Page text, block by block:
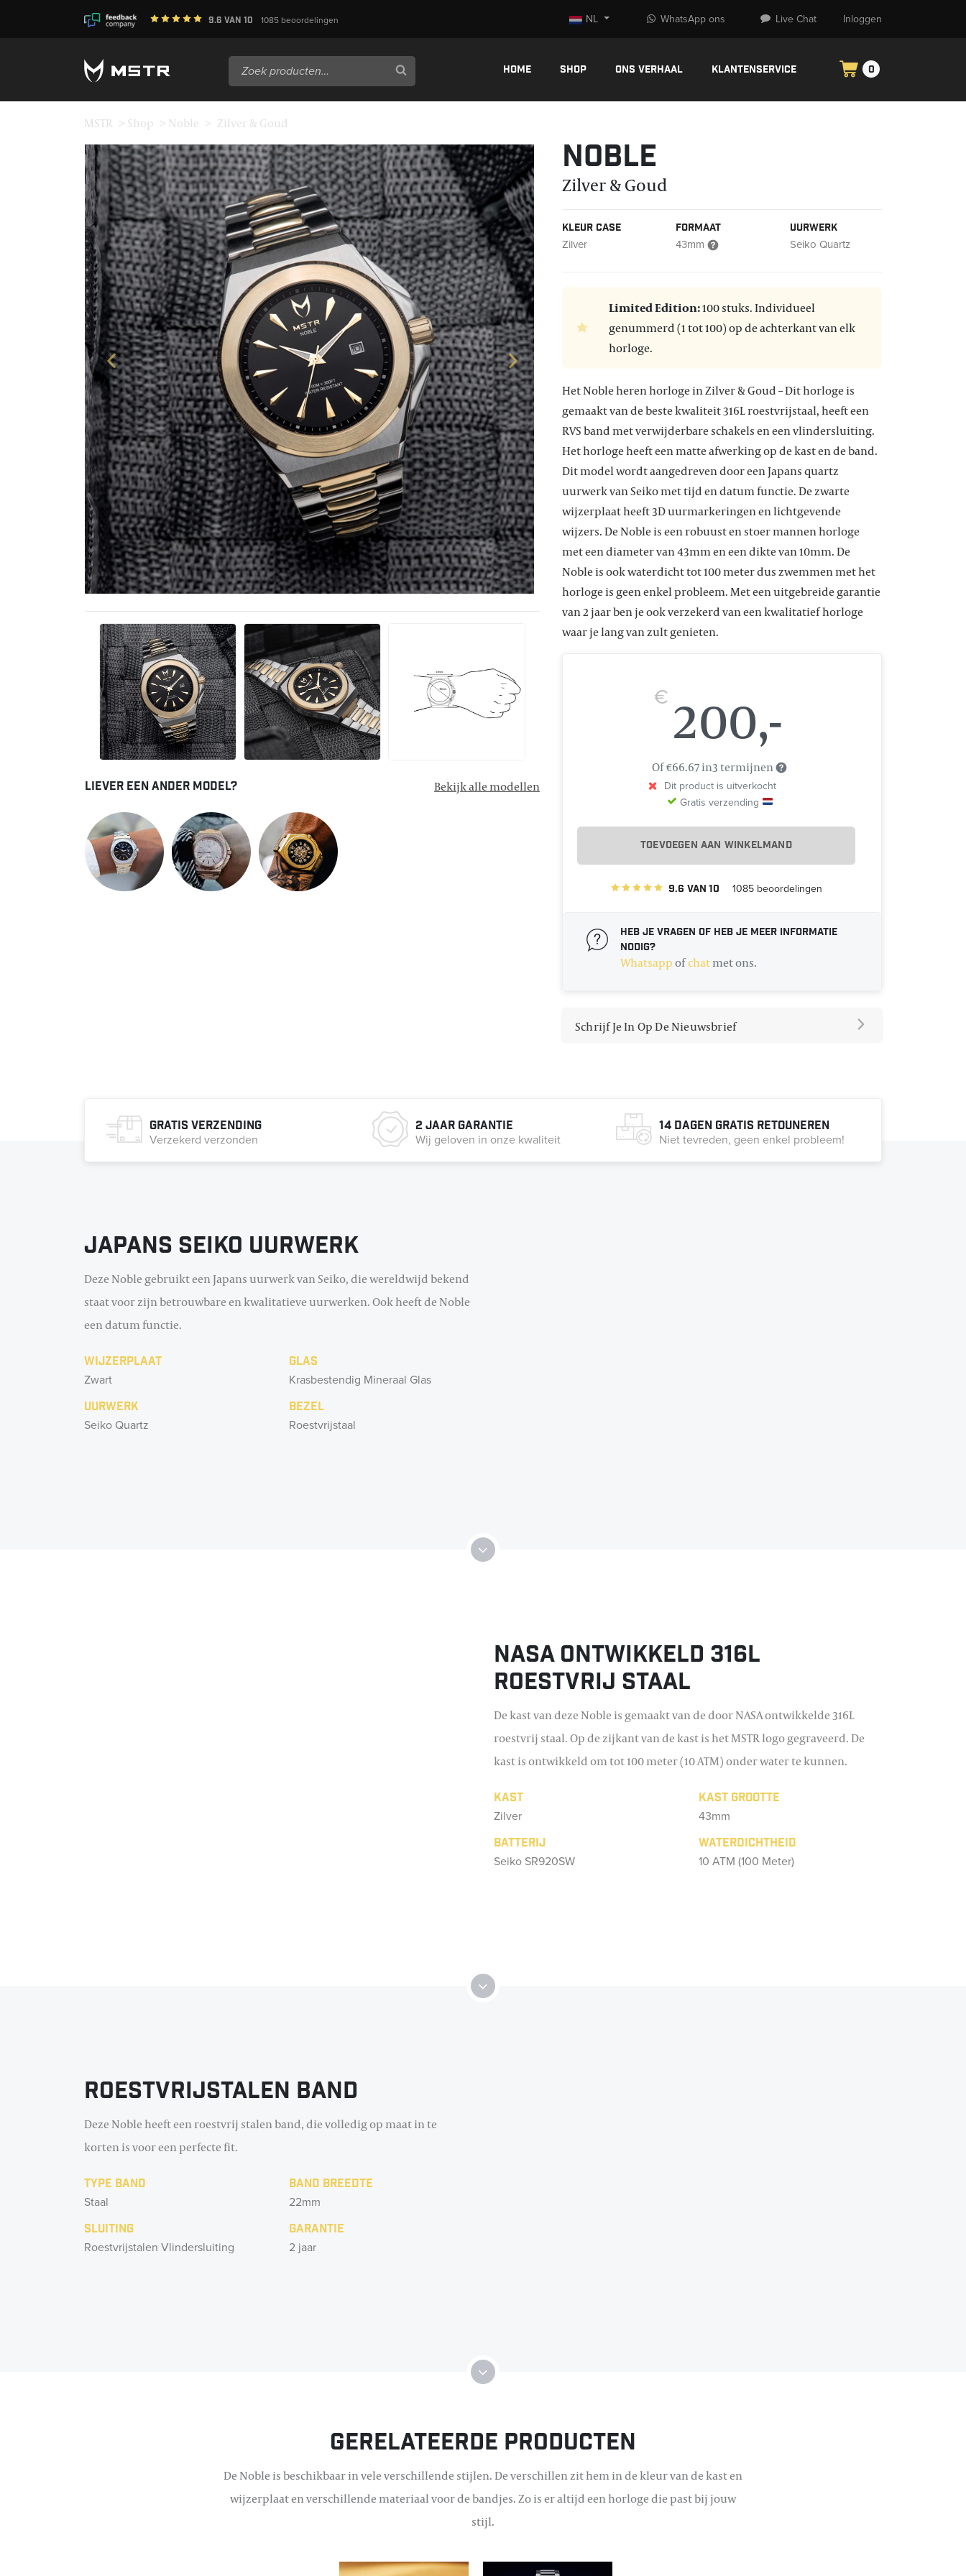
9.6 van 10 1085 beoordelingen NL WhatsApp ons Live Chat Inloggen
Zoeken
naar:
Home Shop Ons verhaal Klantenservice 0
MSTR > Shop > Noble > Zilver & Goud
Liever een ander model? Bekijk alle modellen
Noble
Zilver & Goud
Kleur case Formaat Uurwerk
Zilver 43mm Seiko Quartz
Limited Edition:100 stuks.Individueel
genummerd (1 tot 100) op de achterkant van elk
horloge.
Het Noble heren horloge in Zilver & Goud – Dit horloge is
gemaakt van de beste kwaliteit 316L roestvrijstaal, heeft een
RVS band met verwijderbare schakels en een vlindersluiting.
Het horloge heeft een matte afwerking op de kast en de band.
Dit model wordt aangedreven door een Japans quartz
uurwerk van Seiko met tijd en datum functie. De zwarte
wijzerplaat heeft 3D uurmarkeringen en lichtgevende
wijzers. De Noble is een robuust en stoer mannen horloge
met een diameter van 43mm en een dikte van 10mm. De
Noble is ook waterdicht tot 100 meter dus zwemmen met het
horloge is geen enkel probleem. Met een uitgebreide garantie
van 2 jaar ben je ook verzekerd van een kwalitatief horloge
waar je lang van zult genieten.
€ 200,-
Of €66.67 in3 termijnen
Dit product is uitverkocht
Gratis verzending
TOEVOEGEN AAN WINKELMAND
9.6 van 10 1085 beoordelingen
Heb je vragen of heb je meer informatie
nodig?
Whatsappofchatmet ons.
Schrijf Je In Op De Nieuwsbrief
Gratis verzending
Verzekerd verzonden
2 jaar garantie
Wij geloven in onze kwaliteit
14 dagen gratis retouneren
Niet tevreden, geen enkel probleem!
Japans Seiko uurwerk
Deze Noble gebruikt een Japans uurwerk van Seiko, die wereldwijd bekend
staat voor zijn betrouwbare en kwalitatieve uurwerken. Ook heeft de Noble
een datum functie.
Wijzerplaat Glas
Zwart Krasbestendig Mineraal Glas
Uurwerk Bezel
Seiko Quartz Roestvrijstaal
NASA ontwikkeld 316L
roestvrij staal
De kast van deze Noble is gemaakt van de door NASA ontwikkelde 316L
roestvrij staal. Op de zijkant van de kast is het MSTR logo gegraveerd. De
kast is ontwikkeld om tot 100 meter (10 ATM) onder water te kunnen.
Kast Kast grootte
Zilver 43mm
Batterij Waterdichtheid
Seiko SR920SW 10 ATM (100 Meter)
Roestvrijstalen band
Deze Noble heeft een roestvrij stalen band, die volledig op maat in te
korten is voor een perfecte fit.
Type band Band breedte
Staal 22mm
Sluiting Garantie
Roestvrijstalen Vlindersluiting 2 jaar
Gerelateerde producten
De Noble is beschikbaar in vele verschillende stijlen. De verschillen zit hem in de kleur van de kast en
wijzerplaat en verschillende materiaal voor de bandjes. Zo is er altijd een horloge die past bij jouw
stijl.